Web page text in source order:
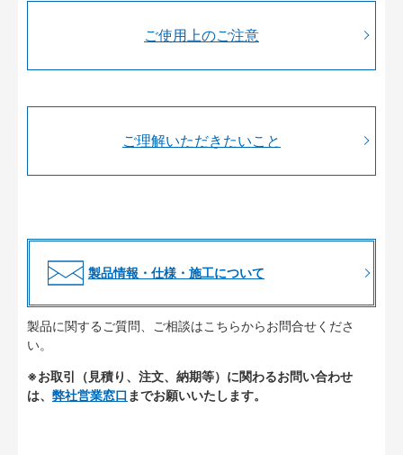
ご使用上のご注意
ご理解いただきたいこと
製品情報・仕様・施工について
製品に関するご質問、ご相談はこちらからお問合せくださ
い。
※お取引（見積り、注文、納期等）に関わるお問い合わせ
は、 弊社営業窓口 までお願いいたします。